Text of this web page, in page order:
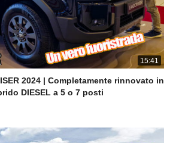
15:41
2024 | Completamente rinnovato in
DIESEL a 5 o 7 posti